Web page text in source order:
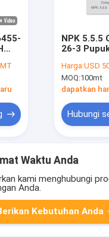
NPK 5.5.5
26-3
ekosistem
dan
produktif
Harga:USD
MOQ:100mt
dapatkan
Hubungi
Waktu Anda
kami menghubungi
Anda.
Kebutuhan Anda